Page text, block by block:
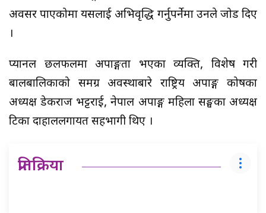
अवसर पाएकोमा यसलाई अभिवृद्धि गर्नुपर्नेमा उनले जोड दिए
।
प्यानल छलफलमा अपाङ्गता भएका व्यक्ति, विशेष गरी
बालबालिकाको समग्र अवस्थाबारे राष्ट्रिय अपाङ्ग कोषका
अध्यक्ष डेकराज भट्टराई, नेपाल अपाङ्ग महिला सङ्घका अध्यक्ष
टिका दाहाललगायत सहभागी थिए ।
प्रतिक्रिया